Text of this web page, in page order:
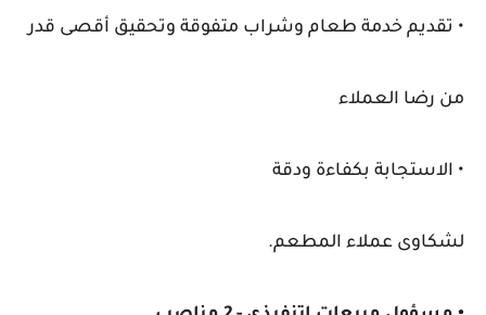
• تقديم خدمة طعام وشراب متفوقة وتحقيق أقصى قدر
من رضا العملاء
• الاستجابة بكفاءة ودقة
لشكاوى عملاء المطعم.